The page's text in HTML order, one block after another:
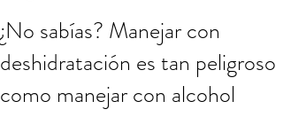
¿No sabías? Manejar con
deshidratación es tan peligroso
como manejar con alcohol